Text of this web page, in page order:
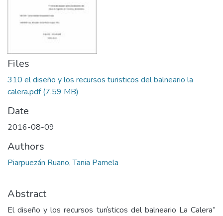
Files
310 el diseño y los recursos turisticos del balneario la
calera.pdf(7.59 MB)
Date
2016-08-09
Authors
Piarpuezán Ruano, Tania Pamela
Abstract
El diseño y los recursos turísticos del balneario La Calera”